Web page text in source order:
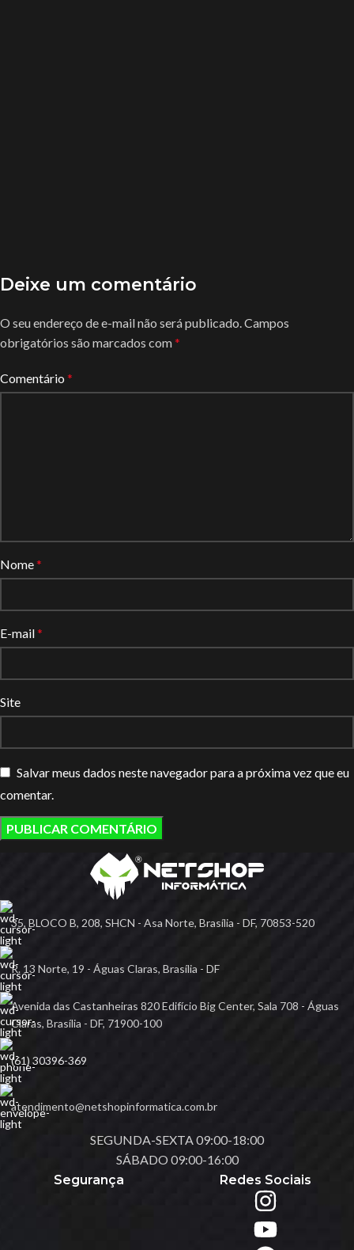
Deixe um comentário
O seu endereço de e-mail não será publicado. Campos
obrigatórios são marcados com*
Comentário *
Nome*
E-mail*
Site
Salvar meus dados neste navegador para a próxima vez que eu
comentar.
35, BLOCO B, 208, SHCN - Asa Norte, Brasília - DF, 70853-520
R. 13 Norte, 19 - Águas Claras, Brasília - DF
Avenida das Castanheiras 820 Edifício Big Center, Sala 708 - Águas
Claras, Brasília - DF, 71900-100
(61) 30396-369
atendimento@netshopinformatica.com.br
SEGUNDA-SEXTA 09:00-18:00
SÁBADO 09:00-16:00
Segurança
Redes Sociais